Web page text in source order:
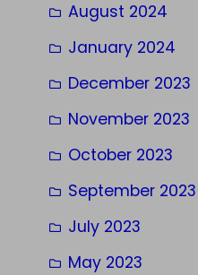
August 2024
January 2024
December 2023
November 2023
October 2023
September 2023
July 2023
May 2023